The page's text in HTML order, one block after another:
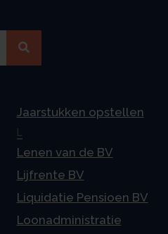
Jaarstukken opstellen
Lenen van de BV
Lijfrente BV
Liquidatie Pensioen BV
Loonadministratie